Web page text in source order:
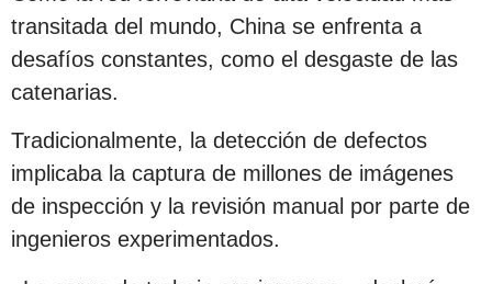
transitada del mundo, China se enfrenta a
desafíos constantes, como el desgaste de las
catenarias.
Tradicionalmente, la detección de defectos
implicaba la captura de millones de imágenes
de inspección y la revisión manual por parte de
ingenieros experimentados.